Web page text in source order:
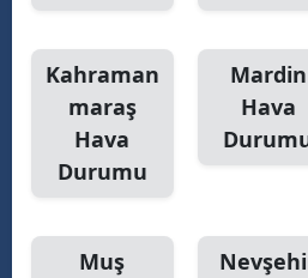
Kahraman
maraş
Hava
Durumu
Mardin
Hava
Muş